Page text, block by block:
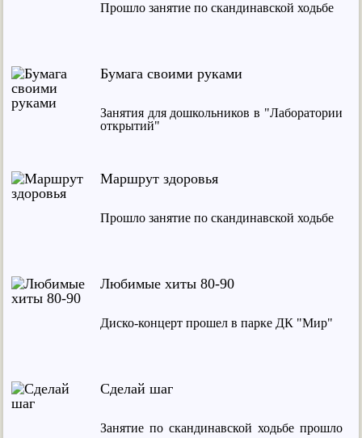
Прошло занятие по скандинавской ходьбе
Бумага своими руками
Занятия для дошкольников в "Лаборатории
открытий"
Маршрут здоровья
Прошло занятие по скандинавской ходьбе
Любимые хиты 80-90
Диско-концерт прошел в парке ДК "Мир"
Сделай шаг
Занятие по скандинавской ходьбе прошло